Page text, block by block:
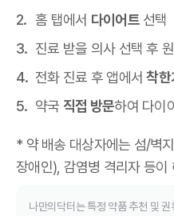
홈 탭에서 다이어트선택
진료 받을 의사 선택 후
전화 진료 후 앱에서착한
약국 직접 방문하여 다이
* 약 배송 대상자에는 섬/벽
장애인), 감염병 격리자 등이
나만의닥터는 특정 약품 추천 및